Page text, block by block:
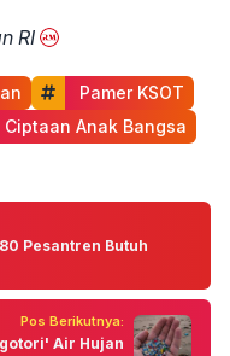
RI
Pamer KSOT
Ciptaan Anak Bangsa
Pesantren Butuh
Pos Berikutnya:
Air Hujan